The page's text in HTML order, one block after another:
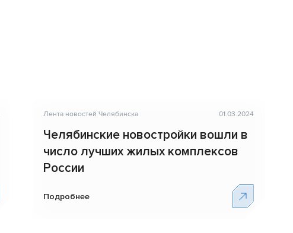
Лента новостей Челябинска 01.03.2024
Челябинские новостройки вошли в
число лучших жилых комплексов
России
Подробнее